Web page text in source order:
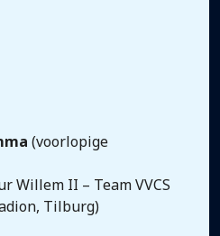
(voorlopige
Willem II – Team VVCS
Tilburg)